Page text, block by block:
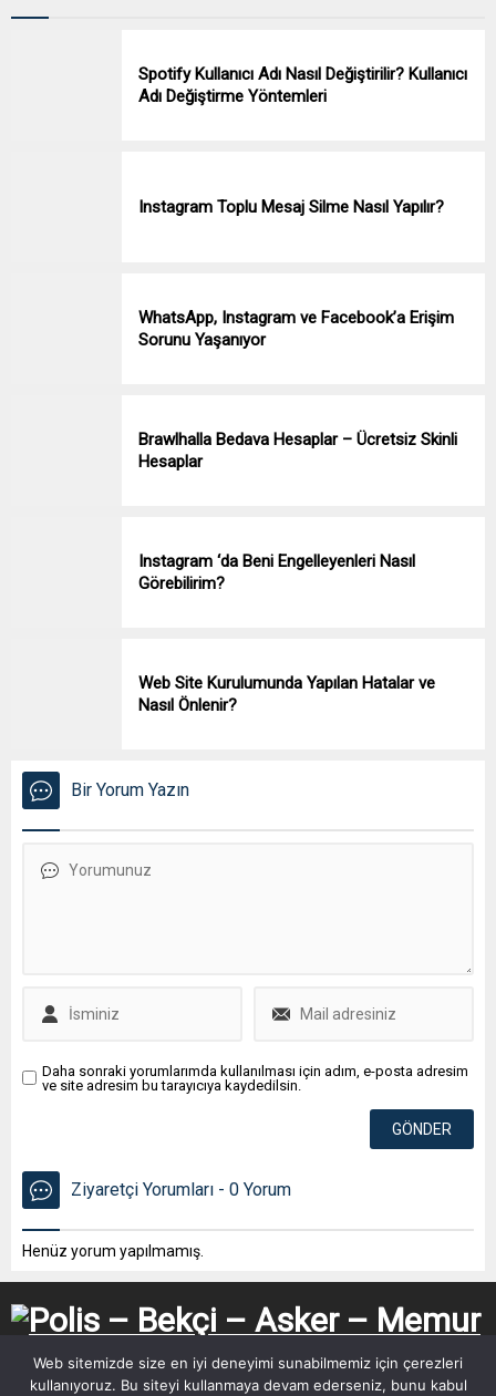
Spotify Kullanıcı Adı Nasıl Değiştirilir? Kullanıcı
Adı Değiştirme Yöntemleri
Instagram Toplu Mesaj Silme Nasıl Yapılır?
WhatsApp, Instagram ve Facebook’a Erişim
Sorunu Yaşanıyor
Brawlhalla Bedava Hesaplar – Ücretsiz Skinli
Hesaplar
Instagram ‘da Beni Engelleyenleri Nasıl
Görebilirim?
Web Site Kurulumunda Yapılan Hatalar ve
Nasıl Önlenir?
Bir Yorum Yazın
Daha sonraki yorumlarımda kullanılması için adım, e-posta adresim
ve site adresim bu tarayıcıya kaydedilsin.
Ziyaretçi Yorumları - 0 Yorum
Henüz yorum yapılmamış.
Web sitemizde size en iyi deneyimi sunabilmemiz için çerezleri
kullanıyoruz. Bu siteyi kullanmaya devam ederseniz, bunu kabul